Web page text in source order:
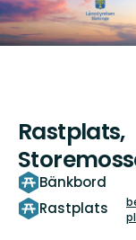
Rastplats,
Bänkbord
Rastplats